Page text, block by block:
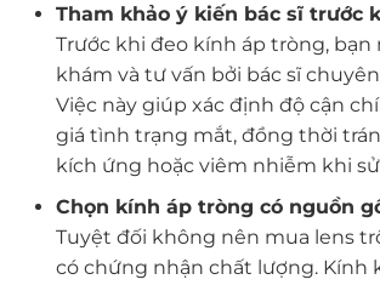
Tham khảo ý kiến bác sĩ trước
Trước khi đeo kính áp tròng, bạn
khám và tư vấn bởi bác sĩ
Việc này giúp xác định độ cận
giá tình trạng mắt, đồng thời
kích ứng hoặc viêm nhiễm khi
Chọn kính áp tròng có nguồn
Tuyệt đối không nên mua lens
có chứng nhận chất lượng. Kính